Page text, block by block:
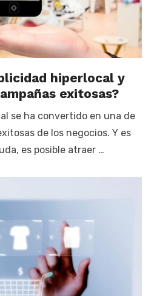
hiperlocal y
exitosas?
se ha convertido en una de
de los negocios. Y es
es posible atraer …